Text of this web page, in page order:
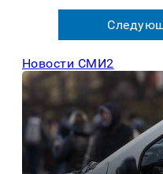
Новости СМИ2